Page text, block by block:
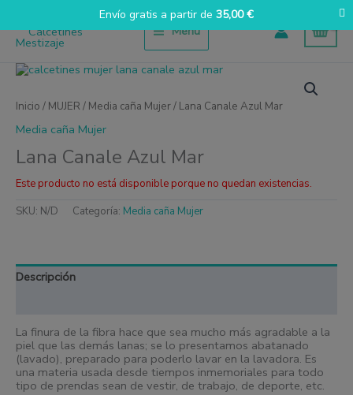
contenido
Menú
Inicio / MUJER / Media caña Mujer/ Lana Canale Azul Mar
Media caña Mujer
Lana Canale Azul Mar
Este producto no está disponible porque no quedan existencias.
SKU: N/D Categoría: Media caña Mujer
Descripción
La finura de la fibra hace que sea mucho más agradable a la
piel que las demás lanas; se lo presentamos abatanado
(lavado), preparado para poderlo lavar en la lavadora. Es
una materia usada desde tiempos inmemoriales para todo
tipo de prendas sean de vestir, de trabajo, de deporte, etc.
Envío gratis a partir de 35,00€